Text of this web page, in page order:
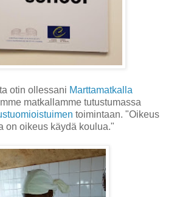
otin ollessani Marttamatkalla
matkallamme tutustumassa
toimintaan. "Oikeus
on oikeus käydä koulua."